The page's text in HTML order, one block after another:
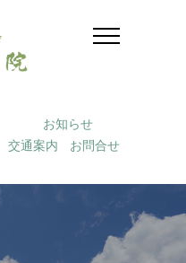
お知らせ
交通案内
お問合せ